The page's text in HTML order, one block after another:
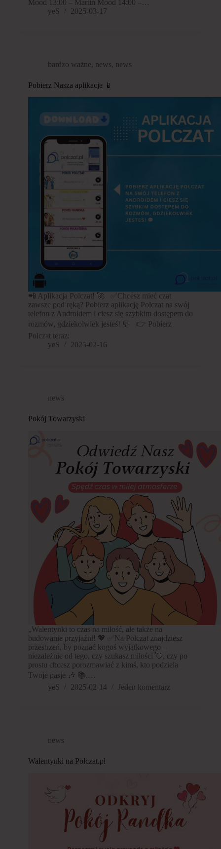
Mood 13:00 – Martin Mood 14:00 –…
yeS
2025-03-17
bardzo ważne, news, news
Pobierz Nasza aplikacje 📱
📲 Aplikacja Polczat! 🚀 ✅Chcesz mieć czat
zawsze pod ręką? Pobierz aplikację Polczat na swój
telefon z Androidem i ciesz się szybkim dostępem do
rozmów, gdziekolwiek jesteś! 💬 👉 Pobierz
Polczat teraz:
yeS
2025-02-16
news
Pokój Towarzyski
„Walentynki to czas na miłość, ale także na
budowanie przyjaźni! 💖 ✅Na Polczat znajdziesz
przestrzeń, by poznać kogoś wyjątkowego –
niezależnie od tego, czy szukasz miłości 💘, czy po
prostu chcesz porozmawiać z kimś, kto podziela
Twoje pasje 🎶 📚.…
yeS
2025-02-14 Jeden komentarz
news
Walentynki na Polczat.pl